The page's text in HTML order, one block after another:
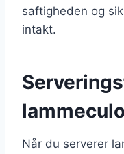
saftigheden og
intakt.
Når du serverer